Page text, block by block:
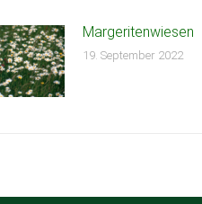
Margeritenwiesen
19. September 2022